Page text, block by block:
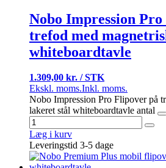
Nobo Impression
trefod med
whiteboardtavle
1.309,00 kr. / STK
Ekskl. moms.Inkl. moms.
Nobo Impression Pro Flipover på
lakeret stål whiteboardtavle antal
Læg i kurv
Leveringstid 3-5 dage